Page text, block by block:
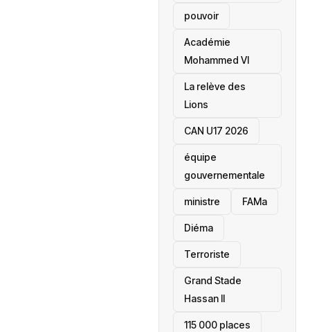
pouvoir
Académie
Mohammed VI
La relève des
Lions
CAN U17 2026
équipe
gouvernementale
ministre FAMa
Diéma
Terroriste
Grand Stade
Hassan II
115 000 places